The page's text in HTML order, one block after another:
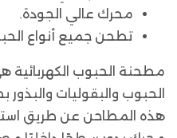
محرك عالي الجودة.
تطحن جميع أنواع
مطحنة الحبوب
الحبوب والبقوليات
هذه المطاحن عن طريق